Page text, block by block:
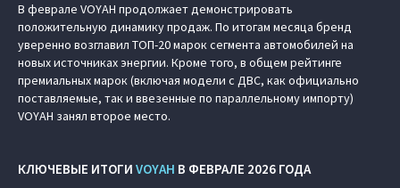
В феврале VOYAH продолжает демонстрировать
положительную динамику продаж. По итогам месяца бренд
уверенно возглавил ТОП-20 марок сегмента автомобилей на
новых источниках энергии. Кроме того, в общем рейтинге
премиальных марок (включая модели с ДВС, как официально
поставляемые, так и ввезенные по параллельному импорту)
VOYAH занял второе место.
КЛЮЧЕВЫЕ ИТОГИ VOYAH В ФЕВРАЛЕ 2026 ГОДА